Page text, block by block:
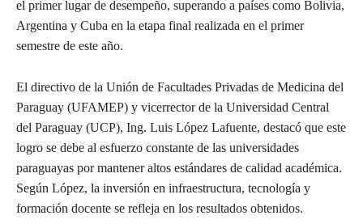
el primer lugar de desempeño, superando a países como Bolivia,
Argentina y Cuba en la etapa final realizada en el primer
semestre de este año.
El directivo de la Unión de Facultades Privadas de Medicina del
Paraguay (UFAMEP) y vicerrector de la Universidad Central
del Paraguay (UCP), Ing. Luis López Lafuente, destacó que este
logro se debe al esfuerzo constante de las universidades
paraguayas por mantener altos estándares de calidad académica.
Según López, la inversión en infraestructura, tecnología y
formación docente se refleja en los resultados obtenidos.